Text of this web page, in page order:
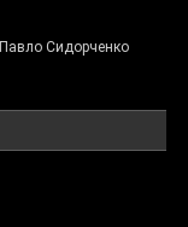
Павло Сидорченко